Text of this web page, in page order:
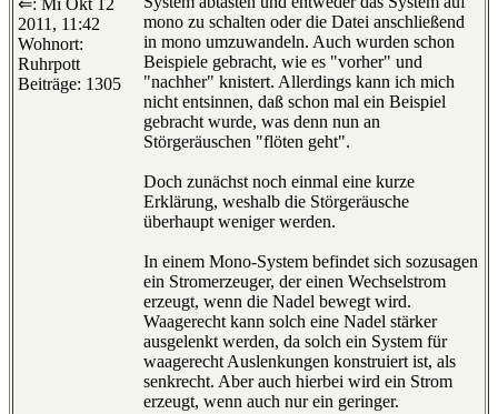
⇐: Mi Okt 12
2011, 11:42
Wohnort:
Ruhrpott
Beiträge: 1305
mono zu schalten oder die Datei anschließend
in mono umzuwandeln. Auch wurden schon
Beispiele gebracht, wie es "vorher" und
"nachher" knistert. Allerdings kann ich mich
nicht entsinnen, daß schon mal ein Beispiel
gebracht wurde, was denn nun an
Störgeräuschen "flöten geht".
Doch zunächst noch einmal eine kurze
Erklärung, weshalb die Störgeräusche
überhaupt weniger werden.
In einem Mono-System befindet sich sozusagen
ein Stromerzeuger, der einen Wechselstrom
erzeugt, wenn die Nadel bewegt wird.
Waagerecht kann solch eine Nadel stärker
ausgelenkt werden, da solch ein System für
waagerecht Auslenkungen konstruiert ist, als
senkrecht. Aber auch hierbei wird ein Strom
erzeugt, wenn auch nur ein geringer.